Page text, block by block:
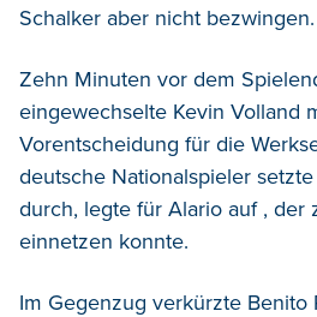
Schalker aber nicht bezwingen.
Zehn Minuten vor dem
eingewechselte Kevin Volland
Vorentscheidung für die
deutsche Nationalspieler
durch, legte für Alario auf , der
einnetzen konnte.
Im Gegenzug verkürzte Benito